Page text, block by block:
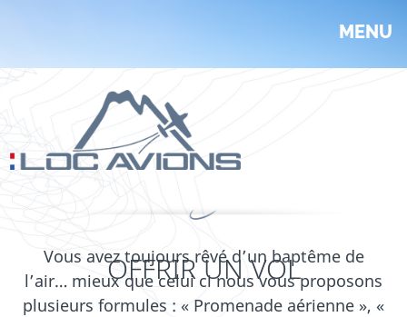
MENU
OFFRIR UN VOL
Vous avez toujours rêvé d’un baptême de
l’air… mieux que celui ci nous vous proposons
plusieurs formules : « Promenade aérienne », «